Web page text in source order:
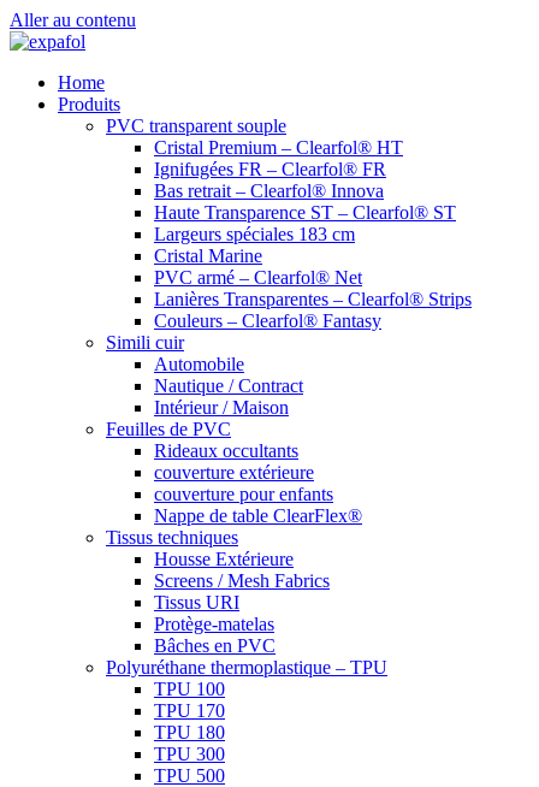
Aller au contenu
Home
Produits
PVC transparent souple
Cristal Premium – Clearfol® HT
Ignifugées FR – Clearfol® FR
Bas retrait – Clearfol® Innova
Haute Transparence ST – Clearfol® ST
Largeurs spéciales 183 cm
Cristal Marine
PVC armé – Clearfol® Net
Lanières Transparentes – Clearfol® Strips
Couleurs – Clearfol® Fantasy
Simili cuir
Automobile
Nautique / Contract
Intérieur / Maison
Feuilles de PVC
Rideaux occultants
couverture extérieure
couverture pour enfants
Nappe de table ClearFlex®
Tissus techniques
Housse Extérieure
Screens / Mesh Fabrics
Tissus URI
Protège-matelas
Bâches en PVC
Polyuréthane thermoplastique – TPU
TPU 100
TPU 170
TPU 180
TPU 300
TPU 500